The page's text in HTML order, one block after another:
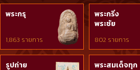
พระกรุ
1,863 รายการ
พระกริ่ง
พระชัย
802 รายการ
รูปถ่าย
พระสมเด็จทุก